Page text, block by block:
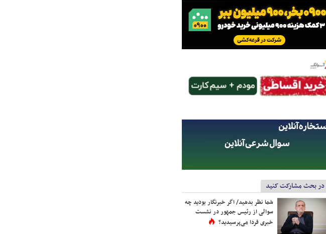
در بحث مشارکت کنید
شما نظر بدهید/ اگر خبرنگار بودید چه
سوالی از رئیس جمهور در نشست
خبری فردا می‌پرسیدید؟